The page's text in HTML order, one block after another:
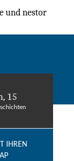
und nestor
15
IHREN